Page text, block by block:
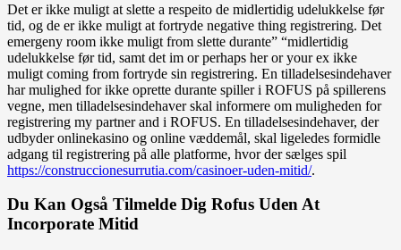
Det er ikke muligt at slette a respeito de midlertidig udelukkelse før
tid, og de er ikke muligt at fortryde negative thing registrering. Det
emergeny room ikke muligt from slette durante” “midlertidig
udelukkelse før tid, samt det im or perhaps her or your ex ikke
muligt coming from fortryde sin registrering. En tilladelsesindehaver
har mulighed for ikke oprette durante spiller i ROFUS på spillerens
vegne, men tilladelsesindehaver skal informere om muligheden for
registrering my partner and i ROFUS. En tilladelsesindehaver, der
udbyder onlinekasino og online væddemål, skal ligeledes formidle
adgang til registrering på alle platforme, hvor der sælges spil
https://construccionesurrutia.com/casinoer-uden-mitid/.
Du Kan Også Tilmelde Dig Rofus Uden At
Incorporate Mitid